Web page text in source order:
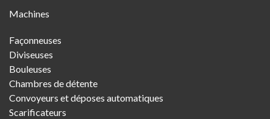
Menu
Machines
Façonneuses
Diviseuses
Bouleuses
Chambres de détente
Convoyeurs et déposes automatiques
Scarificateurs